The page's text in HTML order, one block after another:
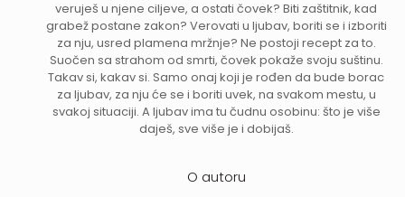
veruješ u njene ciljeve, a ostati čovek? Biti zaštitnik, kad
grabež postane zakon? Verovati u ljubav, boriti se i izboriti
za nju, usred plamena mržnje? Ne postoji recept za to.
Suočen sa strahom od smrti, čovek pokaže svoju suštinu.
Takav si, kakav si. Samo onaj koji je rođen da bude borac
za ljubav, za nju će se i boriti uvek, na svakom mestu, u
svakoj situaciji. A ljubav ima tu čudnu osobinu: što je više
daješ, sve više je i dobijaš.
O autoru